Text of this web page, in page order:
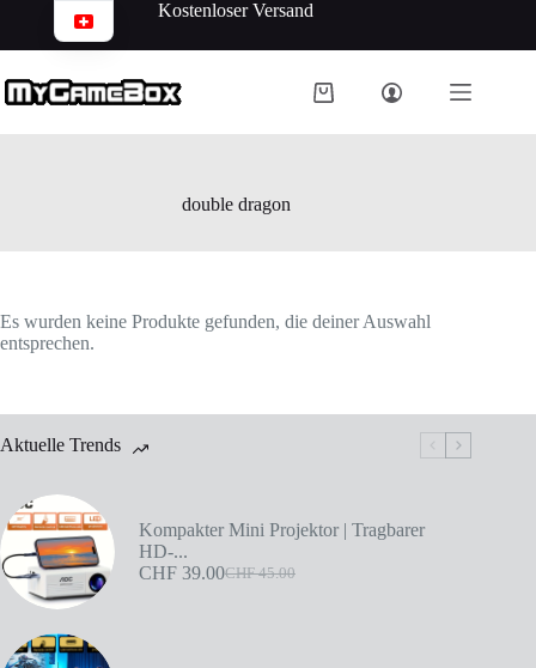
Kostenloser Versand
double dragon
Es wurden keine Produkte gefunden, die deiner Auswahl
entsprechen.
Aktuelle Trends
Kompakter Mini Projektor | Tragbarer
HD-...
CHF45.00
CHF 39.00